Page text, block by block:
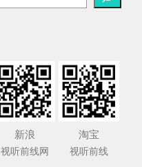
新浪
视听前线网
淘宝
视听前线